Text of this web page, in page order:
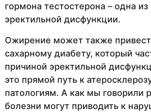
гормона тестостерона – одна из
эректильной дисфункции.
Ожирение может также
сахарному диабету, который
причиной эректильной
это прямой путь к
патологиям. А как мы говорили
болезни могут приводить к